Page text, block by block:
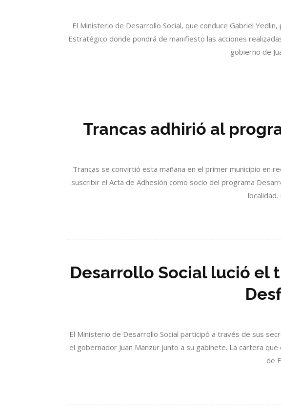
El Ministerio de Desarrollo Social, que conduce Gabriel
Estratégico donde pondrá de manifiesto las acciones
gobierno de
Trancas adhirió al
Trancas se convirtió esta mañana en el primer municipio en
suscribir el Acta de Adhesión como socio del programa
Desarrollo Social lució el
El Ministerio de Desarrollo Social participó a través de sus
el gobernador Juan Manzur junto a su gabinete. La cartera
de